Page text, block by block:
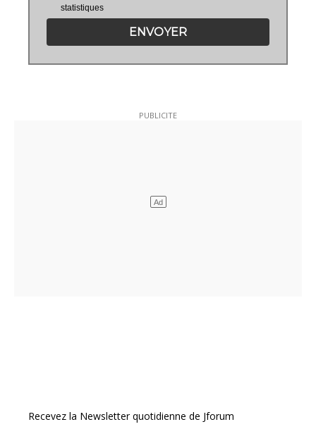
statistiques
ENVOYER
Recevez la Newsletter quotidienne de Jforum